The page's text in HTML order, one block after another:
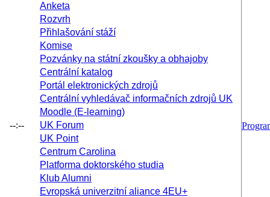
--:--
Anketa
Rozvrh
Přihlašování stáží
Komise
Pozvánky na státní zkoušky a obhajoby
Centrální katalog
Portál elektronických zdrojů
Centrální vyhledávač informačních zdrojů UK
Moodle (E-learning)
UK Forum
UK Point
Centrum Carolina
Platforma doktorského studia
Klub Alumni
Evropská univerzitní aliance 4EU+